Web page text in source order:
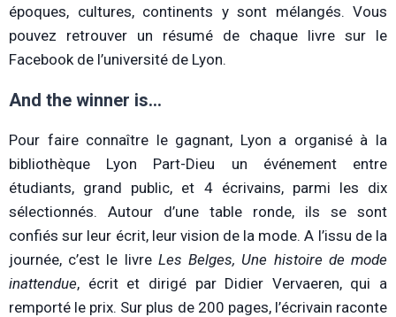
époques, cultures, continents y sont mélangés. Vous
pouvez retrouver un résumé de chaque livre sur le
Facebook de l’université de Lyon.
And the winner is…
Pour faire connaître le gagnant, Lyon a organisé à la
bibliothèque Lyon Part-Dieu un événement entre
étudiants, grand public, et 4 écrivains, parmi les dix
sélectionnés. Autour d’une table ronde, ils se sont
confiés sur leur écrit, leur vision de la mode. A l’issu de la
journée, c’est le livre Les Belges, Une histoire de mode
inattendue, écrit et dirigé par Didier Vervaeren, qui a
remporté le prix. Sur plus de 200 pages, l’écrivain raconte